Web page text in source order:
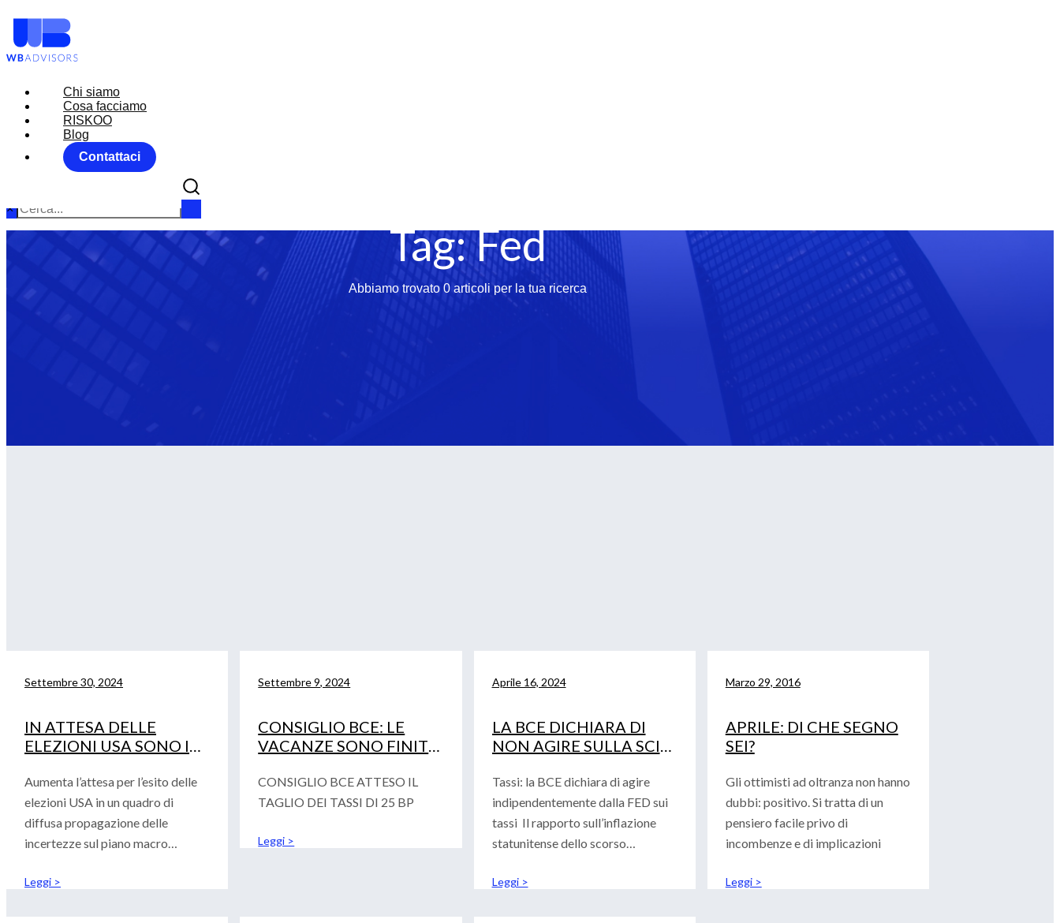
Chi siamo
Cosa facciamo
RISKOO
Blog
Contattaci
Chi siamo
Cosa facciamo
RISKOO
Blog
Contattaci
×
Tag: Fed
Abbiamo trovato 0 articoli per la tua ricerca
Settembre 30, 2024
IN ATTESA DELLE
ELEZIONI USA SONO I
MERCATI
Aumenta l’attesa per l’esito delle
elezioni USA in un quadro di
diffusa propagazione delle
incertezze sul piano macro
Leggi >
Settembre 9, 2024
CONSIGLIO BCE: LE
VACANZE SONO FINITE
CONSIGLIO BCE ATTESO IL
TAGLIO DEI TASSI DI 25 BP
Leggi >
Aprile 16, 2024
LA BCE DICHIARA DI
NON AGIRE SULLA SCIA
Tassi: la BCE dichiara di agire
indipendentemente dalla FED sui
tassi Il rapporto sull’inflazione
statunitense dello scorso
Leggi >
Marzo 29, 2016
APRILE: DI CHE SEGNO
SEI?
Gli ottimisti ad oltranza non hanno
dubbi: positivo. Si tratta di un
pensiero facile privo di
incombenze e di implicazioni
Leggi >